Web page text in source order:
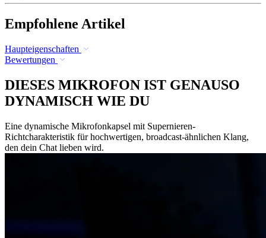
Empfohlene Artikel
Haupteigenschaften
Bewertungen
DIESES MIKROFON IST GENAUSO
DYNAMISCH WIE DU
Eine dynamische Mikrofonkapsel mit Supernieren-
Richtcharakteristik für hochwertigen, broadcast-ähnlichen Klang,
den dein Chat lieben wird.